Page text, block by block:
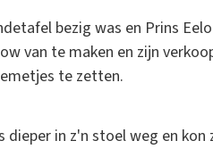
bezig was en Prins
van te maken en zijn
te zetten.
dieper in z'n stoel weg en